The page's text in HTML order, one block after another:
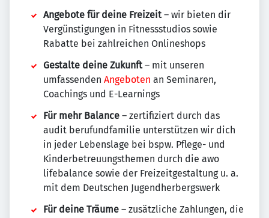
Angebote für deine Freizeit– wir bieten dir
Vergünstigungen in Fitnessstudios sowie
Rabatte bei zahlreichen Onlineshops
Gestalte deine Zukunft– mit unseren
umfassenden Angeboten an Seminaren,
Coachings und E-Learnings
Für mehr Balance – zertifiziert durch das
audit berufundfamilie unterstützen wir dich
in jeder Lebenslage bei bspw. Pflege- und
Kinderbetreuungsthemen durch die awo
lifebalance sowie der Freizeitgestaltung u. a.
mit dem Deutschen Jugendherbergswerk
Für deine Träume – zusätzliche Zahlungen, die